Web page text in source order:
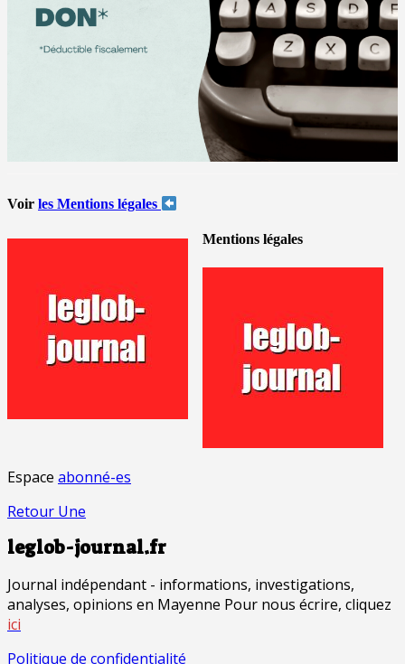
Voir les Mentions légales
Mentions légales
Espace abonné-es
Retour Une
leglob-journal.fr
Journal indépendant - informations, investigations,
analyses, opinions en Mayenne Pour nous écrire, cliquez
ici
Politique de confidentialité